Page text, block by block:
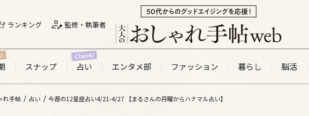
ランキング 監修・執筆者
スナップ 占い エンタメ部 ファッション 暮らし 脳活
れ手帖 占い 今週の12星座占い4/21-4/27 【まるさんの月曜からハナマル占い】